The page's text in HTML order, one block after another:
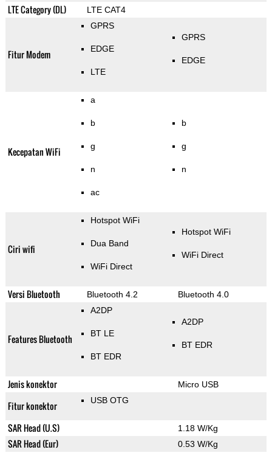
LTE Category (DL)
LTE CAT4
Fitur Modem
GPRS
EDGE
LTE
GPRS
EDGE
Kecepatan WiFi
a
b
g
n
ac
b
g
n
Ciri wifi
Hotspot WiFi
Dua Band
WiFi Direct
Hotspot WiFi
WiFi Direct
Versi Bluetooth Bluetooth 4.2 Bluetooth 4.0
Features Bluetooth
A2DP
BT LE
BT EDR
A2DP
BT EDR
Jenis konektor Micro USB
Fitur konektor USB OTG
SAR Head (U.S) 1.18 W/Kg
SAR Head (Eur) 0.53 W/Kg